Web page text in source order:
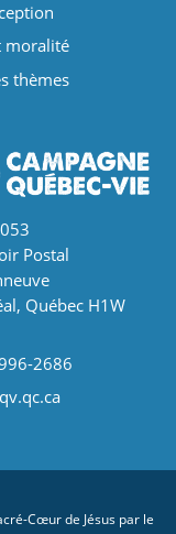
moralité
thèmes
Postal
Québec H1W
2686
Cœur de Jésus par le